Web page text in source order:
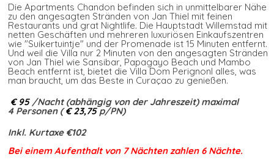
Die Apartments Chandon befinden sich in unmittelbarer Nähe
zu den angesagten Stränden von Jan Thiel mit feinen
Restaurants und grat Nightlife. Die Hauptstadt Willemstad mit
netten Geschäften und mehreren luxuriösen Einkaufszentren
wie "Suikertuintje" und der Promenade ist 15 Minuten entfernt.
Und weil die Villa nur 2 Minuten von den angesagten Stränden
von Jan Thiel wie Sansibar, Papagayo Beach und Mambo
Beach entfernt ist, bietet die Villa Dom Perignonl alles, was
man braucht, um das Beste in Curaçao zu genießen.
€ 95 /Nacht (abhängig von der Jahreszeit) maximal
4 Personen (€ 23,75p/PN)
Inkl. Kurtaxe €102
Bei einem Aufenthalt von 7 Nächten zahlen 6 Nächte.​